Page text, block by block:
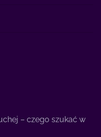
– czego szukać w